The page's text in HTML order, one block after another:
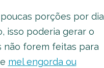
porções por dia
isso poderia gerar o
não forem feitas para
mel engorda ou